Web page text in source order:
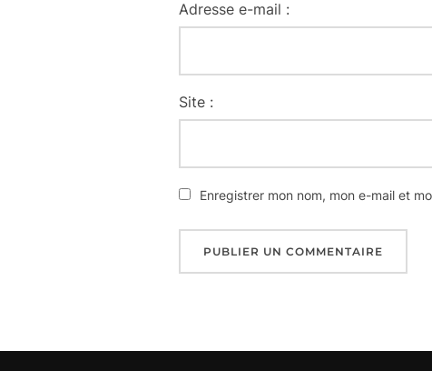
Adresse e-mail :
Site :
Enregistrer mon nom, mon e-mail et